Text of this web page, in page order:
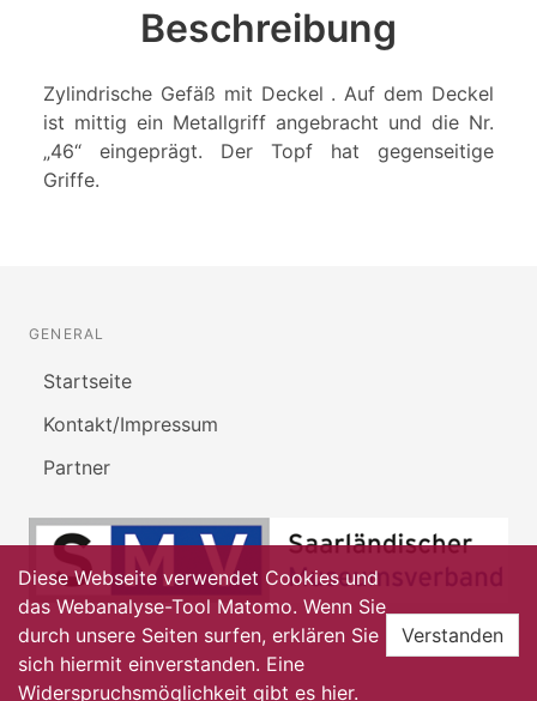
Beschreibung
Zylindrische Gefäß mit Deckel . Auf dem Deckel
ist mittig ein Metallgriff angebracht und die Nr.
„46“ eingeprägt. Der Topf hat gegenseitige
Griffe.
GENERAL
Startseite
Kontakt/Impressum
Partner
Diese Webseite verwendet Cookies und
das Webanalyse-Tool Matomo. Wenn Sie
durch unsere Seiten surfen, erklären Sie
sich hiermit einverstanden. Eine
Widerspruchsmöglichkeit gibt es hier.
Verstanden